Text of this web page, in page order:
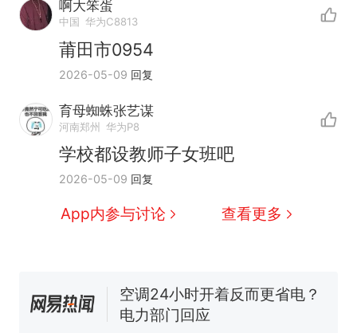
啊大笨蛋
中国 华为C8813
莆田市0954
2026-05-09 回复
育母蜘蛛张艺谋
河南郑州 华为P8
学校都设教师子女班吧
2026-05-09 回复
App内参与讨论 查看更多
热 十多万人报名的考试，成绩
全部作废，公平么？
新
全球唯一没有法定首都的国
家，刚改国名，总统就邀请中
国大使骑行绕了几乎整个国境
线一圈，还曾两次到中国寻根
搬家报价570元，搬到楼下交
5060元才肯搬上楼！女子傻眼
了……
视频丨只要一枚命中就能让航
佛山一中学招聘物理教师，笔
试前13名均遭淘汰？教育局：